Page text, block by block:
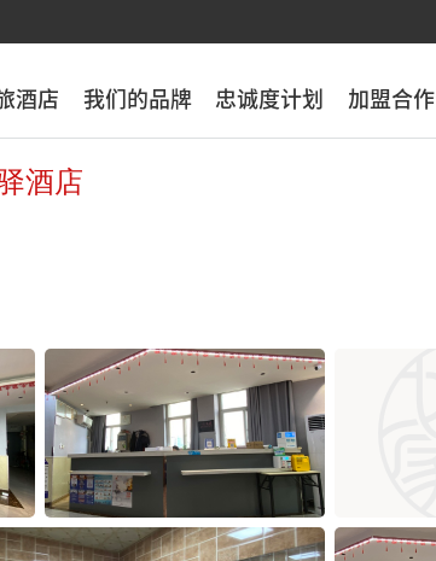
酒店 我们的品牌 忠诚度计划 加盟合作
酒店 我们的品牌 忠诚度计划 加盟合作
酒店